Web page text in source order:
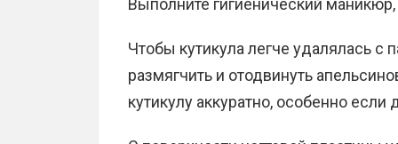
Выполните гигиенический маникюр,
Чтобы кутикула легче удалялась с
размягчить и отодвинуть
кутикулу аккуратно, особенно